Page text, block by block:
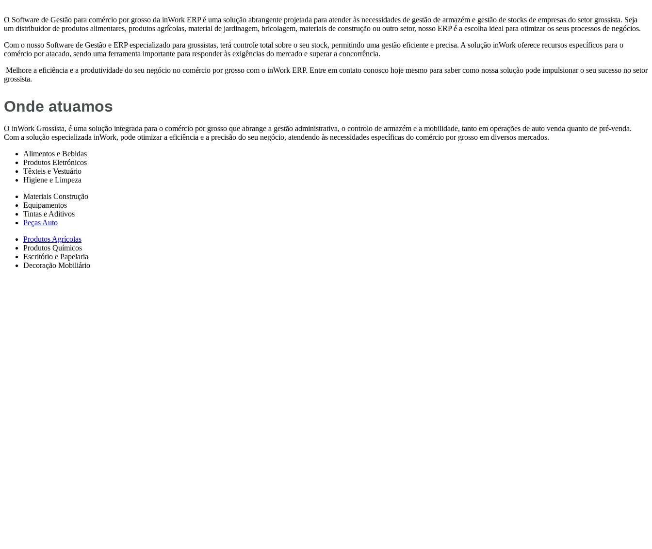
O Software de Gestão para comércio por grosso da inWork ERP é uma solução abrangente projetada para atender às necessidades de gestão de armazém e gestão de stocks de empresas do setor grossista. Seja
um distribuidor de produtos alimentares, produtos agrícolas, material de jardinagem, bricolagem, materiais de construção ou outro setor, nosso ERP é a escolha ideal para otimizar os seus processos de negócios.
Com o nosso Software de Gestão e ERP especializado para grossistas, terá controle total sobre o seu stock, permitindo uma gestão eficiente e precisa. A solução inWork oferece recursos específicos para o
comércio por atacado, sendo uma ferramenta importante para responder às exigências do mercado e superar a concorrência.
Melhore a eficiência e a produtividade do seu negócio no comércio por grosso com o inWork ERP. Entre em contato conosco hoje mesmo para saber como nossa solução pode impulsionar o seu sucesso no setor
grossista.
Onde atuamos
O inWork Grossista, é uma solução integrada para o comércio por grosso que abrange a gestão administrativa, o controlo de armazém e a mobilidade, tanto em operações de auto venda quanto de pré-venda.
Com a solução especializada inWork, pode otimizar a eficiência e a precisão do seu negócio, atendendo às necessidades específicas do comércio por grosso em diversos mercados.
Alimentos e Bebidas
Produtos Eletrónicos
Têxteis e Vestuário
Higiene e Limpeza
Materiais Construção
Equipamentos
Tintas e Aditivos
Peças Auto
Produtos Agrícolas
Produtos Químicos
Escritório e Papelaria
Decoração Mobiliário